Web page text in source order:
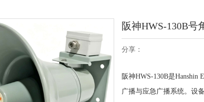
阪神HWS-130B号
分享：
阪神HWS-130B是
广播与应急广播系统。设